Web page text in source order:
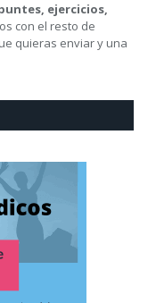
ejercicios,
con el resto de
quieras enviar y una